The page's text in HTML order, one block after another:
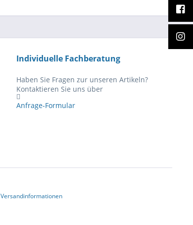
Individuelle Fachberatung
Haben Sie Fragen zur unseren Artikeln?
Kontaktieren Sie uns über
Anfrage-Formular
Versandinformationen